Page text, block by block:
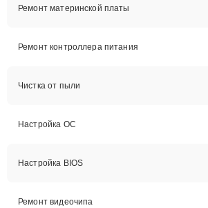
Ремонт материнской платы
Ремонт контроллера питания
Чистка от пыли
Настройка ОС
Настройка BIOS
Ремонт видеочипа